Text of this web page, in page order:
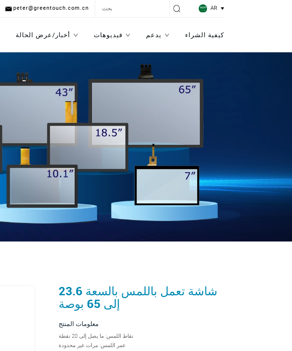
peter@greentouch.com.cn AR
أخبار/عرض الحالة فيديوهات يدعم كيفية الشراء
شاشة تعمل باللمس بالسعة 23.6
إلى 65 بوصة
معلومات المنتج
نقاط اللمس: ما يصل إلى 20 نقطة
عمر اللمس: مرات غير محدودة